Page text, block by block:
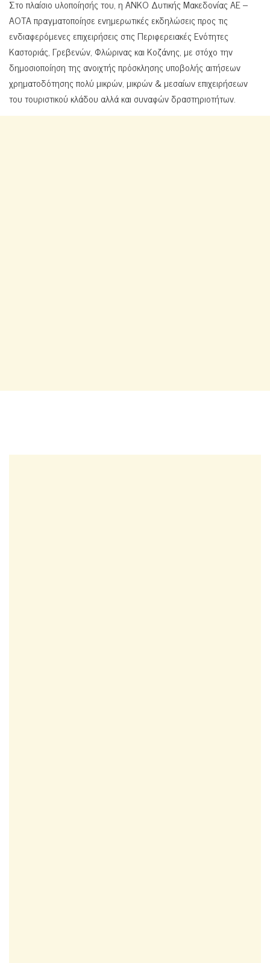
Στο πλαίσιο υλοποίησής του, η ΑΝΚΟ Δυτικής Μακεδονίας ΑΕ –
ΑΟΤΑ πραγματοποίησε ενημερωτικές εκδηλώσεις προς τις
ενδιαφερόμενες επιχειρήσεις στις Περιφερειακές Ενότητες
Καστοριάς, Γρεβενών, Φλώρινας και Κοζάνης, με στόχο την
δημοσιοποίηση της ανοιχτής πρόσκλησης υποβολής αιτήσεων
χρηματοδότησης πολύ μικρών, μικρών & μεσαίων επιχειρήσεων
του τουριστικού κλάδου αλλά και συναφών δραστηριοτήτων.